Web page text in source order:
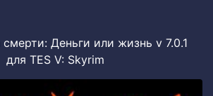
смерти: Деньги или жизнь v 7.0.1
для TES V: Skyrim